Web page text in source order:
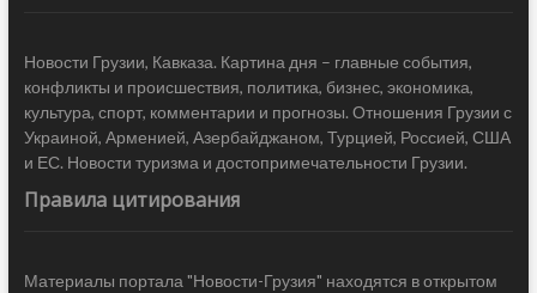
Новости Грузии, Кавказа. Картина дня – главные события,
конфликты и происшествия, политика, бизнес, экономика,
культура, спорт, комментарии и прогнозы. Отношения Грузии с
Украиной, Арменией, Азербайджаном, Турцией, Россией, США
и ЕС. Новости туризма и достопримечательности Грузии.
Правила цитирования
Материалы портала "Новости-Грузия" находятся в открытом